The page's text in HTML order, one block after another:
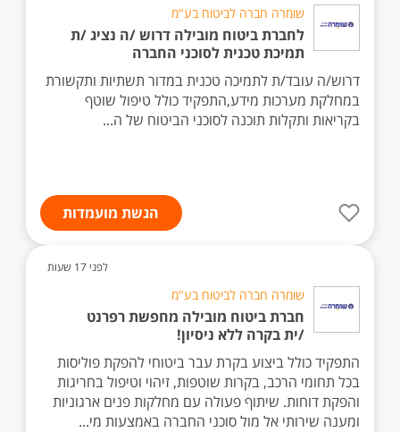
שומרה חברה לביטוח בע"מ
לחברת ביטוח מובילה דרוש /ה נציג /ת
תמיכת טכנית לסוכני החברה
דרוש/ה עובד/ת לתמיכה טכנית במדור תשתיות ותקשורת
במחלקת מערכות מידע,התפקיד כולל טיפול שוטף
בקריאות ותקלות תוכנה לסוכני הביטוח של ה...
הגשת מועמדות
לפני 17 שעות
שומרה חברה לביטוח בע"מ
חברת ביטוח מובילה מחפשת רפרנט
/ית בקרה ללא ניסיון!
התפקיד כולל ביצוע בקרת עבר ביטוחי להפקת פוליסות
בכל תחומי הרכב, בקרות שוטפות, זיהוי וטיפול בחריגות
והפקת דוחות. שיתוף פעולה עם מחלקות פנים ארגוניות
ומענה שירותי אל מול סוכני החברה באמצעות מי...